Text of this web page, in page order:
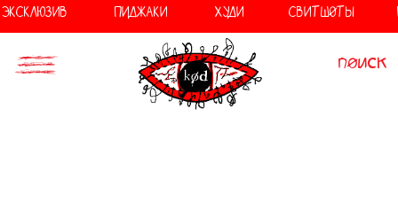
////
ЭКСКЛЮЗИВ ПИДЖАКИ ХУДИ СВИТШОТЫ